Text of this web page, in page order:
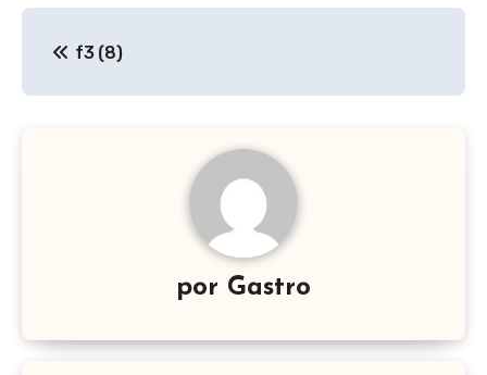
f3 (8)
por Gastro